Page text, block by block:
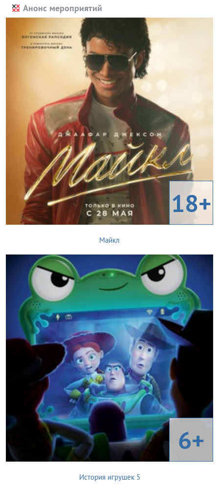
Анонс мероприятий
18+
Майкл
6+
История игрушек 5